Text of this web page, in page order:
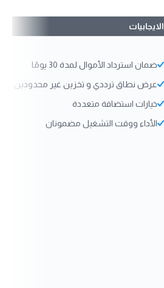
الايجابيات
ضمان استرداد الأموال لمدة 30 يومًا
عرض نطاق ترددي و تخزين غير محدودين
خيارات استضافة متعددة
الأداء ووقت التشغيل مضمونان